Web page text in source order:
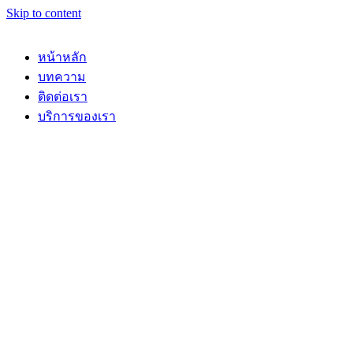
Skip to content
หน้าหลัก
บทความ
ติดต่อเรา
บริการของเรา